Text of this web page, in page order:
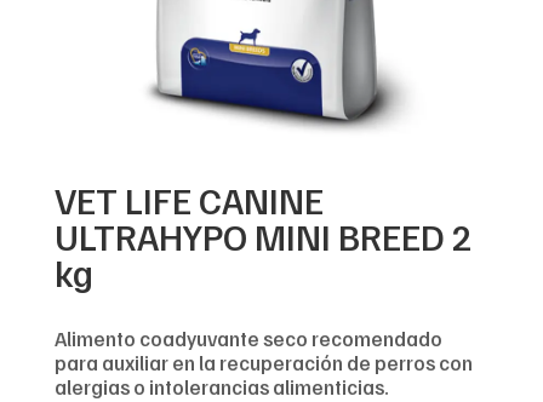
VET LIFE CANINE
ULTRAHYPO MINI BREED 2
kg
Alimento coadyuvante seco recomendado
para auxiliar en la recuperación de perros con
alergias o intolerancias alimenticias.